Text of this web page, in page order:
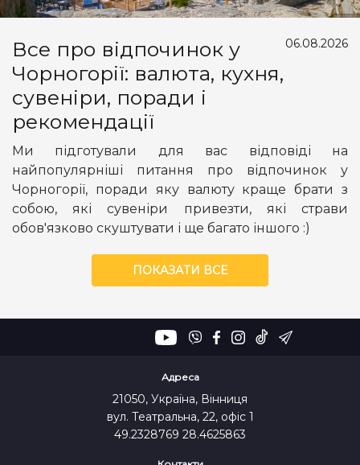
Все про відпочинок у
Чорногорії: валюта, кухня,
сувеніри, поради і
рекомендації
06.08.2026
Ми підготували для вас відповіді на
найпопулярніші питання про відпочинок у
Чорногорії, поради яку валюту краще брати з
собою, які сувеніри привезти, які страви
обов'язково скуштувати і ще багато іншого :)
ПОКАЗАТИ ВСЕ
Адреса
21050, Україна, Вінниця
вул. Театральна, 22, офіс 1
49.2328769 28.4625863